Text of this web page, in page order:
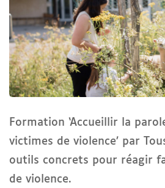
Formation ‘Accueillir la
victimes de violence’ par
outils concrets pour réagir
de violence.